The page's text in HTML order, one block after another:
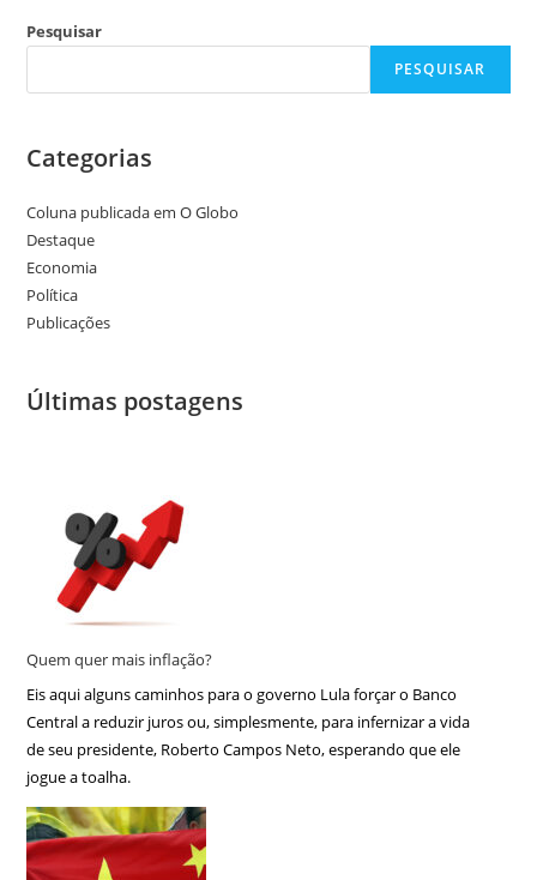
Pesquisar
PESQUISAR
Categorias
Coluna publicada em O Globo
Destaque
Economia
Política
Publicações
Últimas postagens
Quem quer mais inflação?
Eis aqui alguns caminhos para o governo Lula forçar o Banco
Central a reduzir juros ou, simplesmente, para infernizar a vida
de seu presidente, Roberto Campos Neto, esperando que ele
jogue a toalha.